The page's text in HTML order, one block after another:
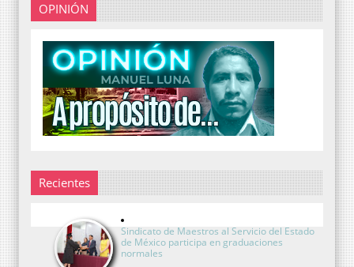
OPINIÓN
Recientes
Sindicato de Maestros al Servicio del Estado
de México participa en graduaciones
normales